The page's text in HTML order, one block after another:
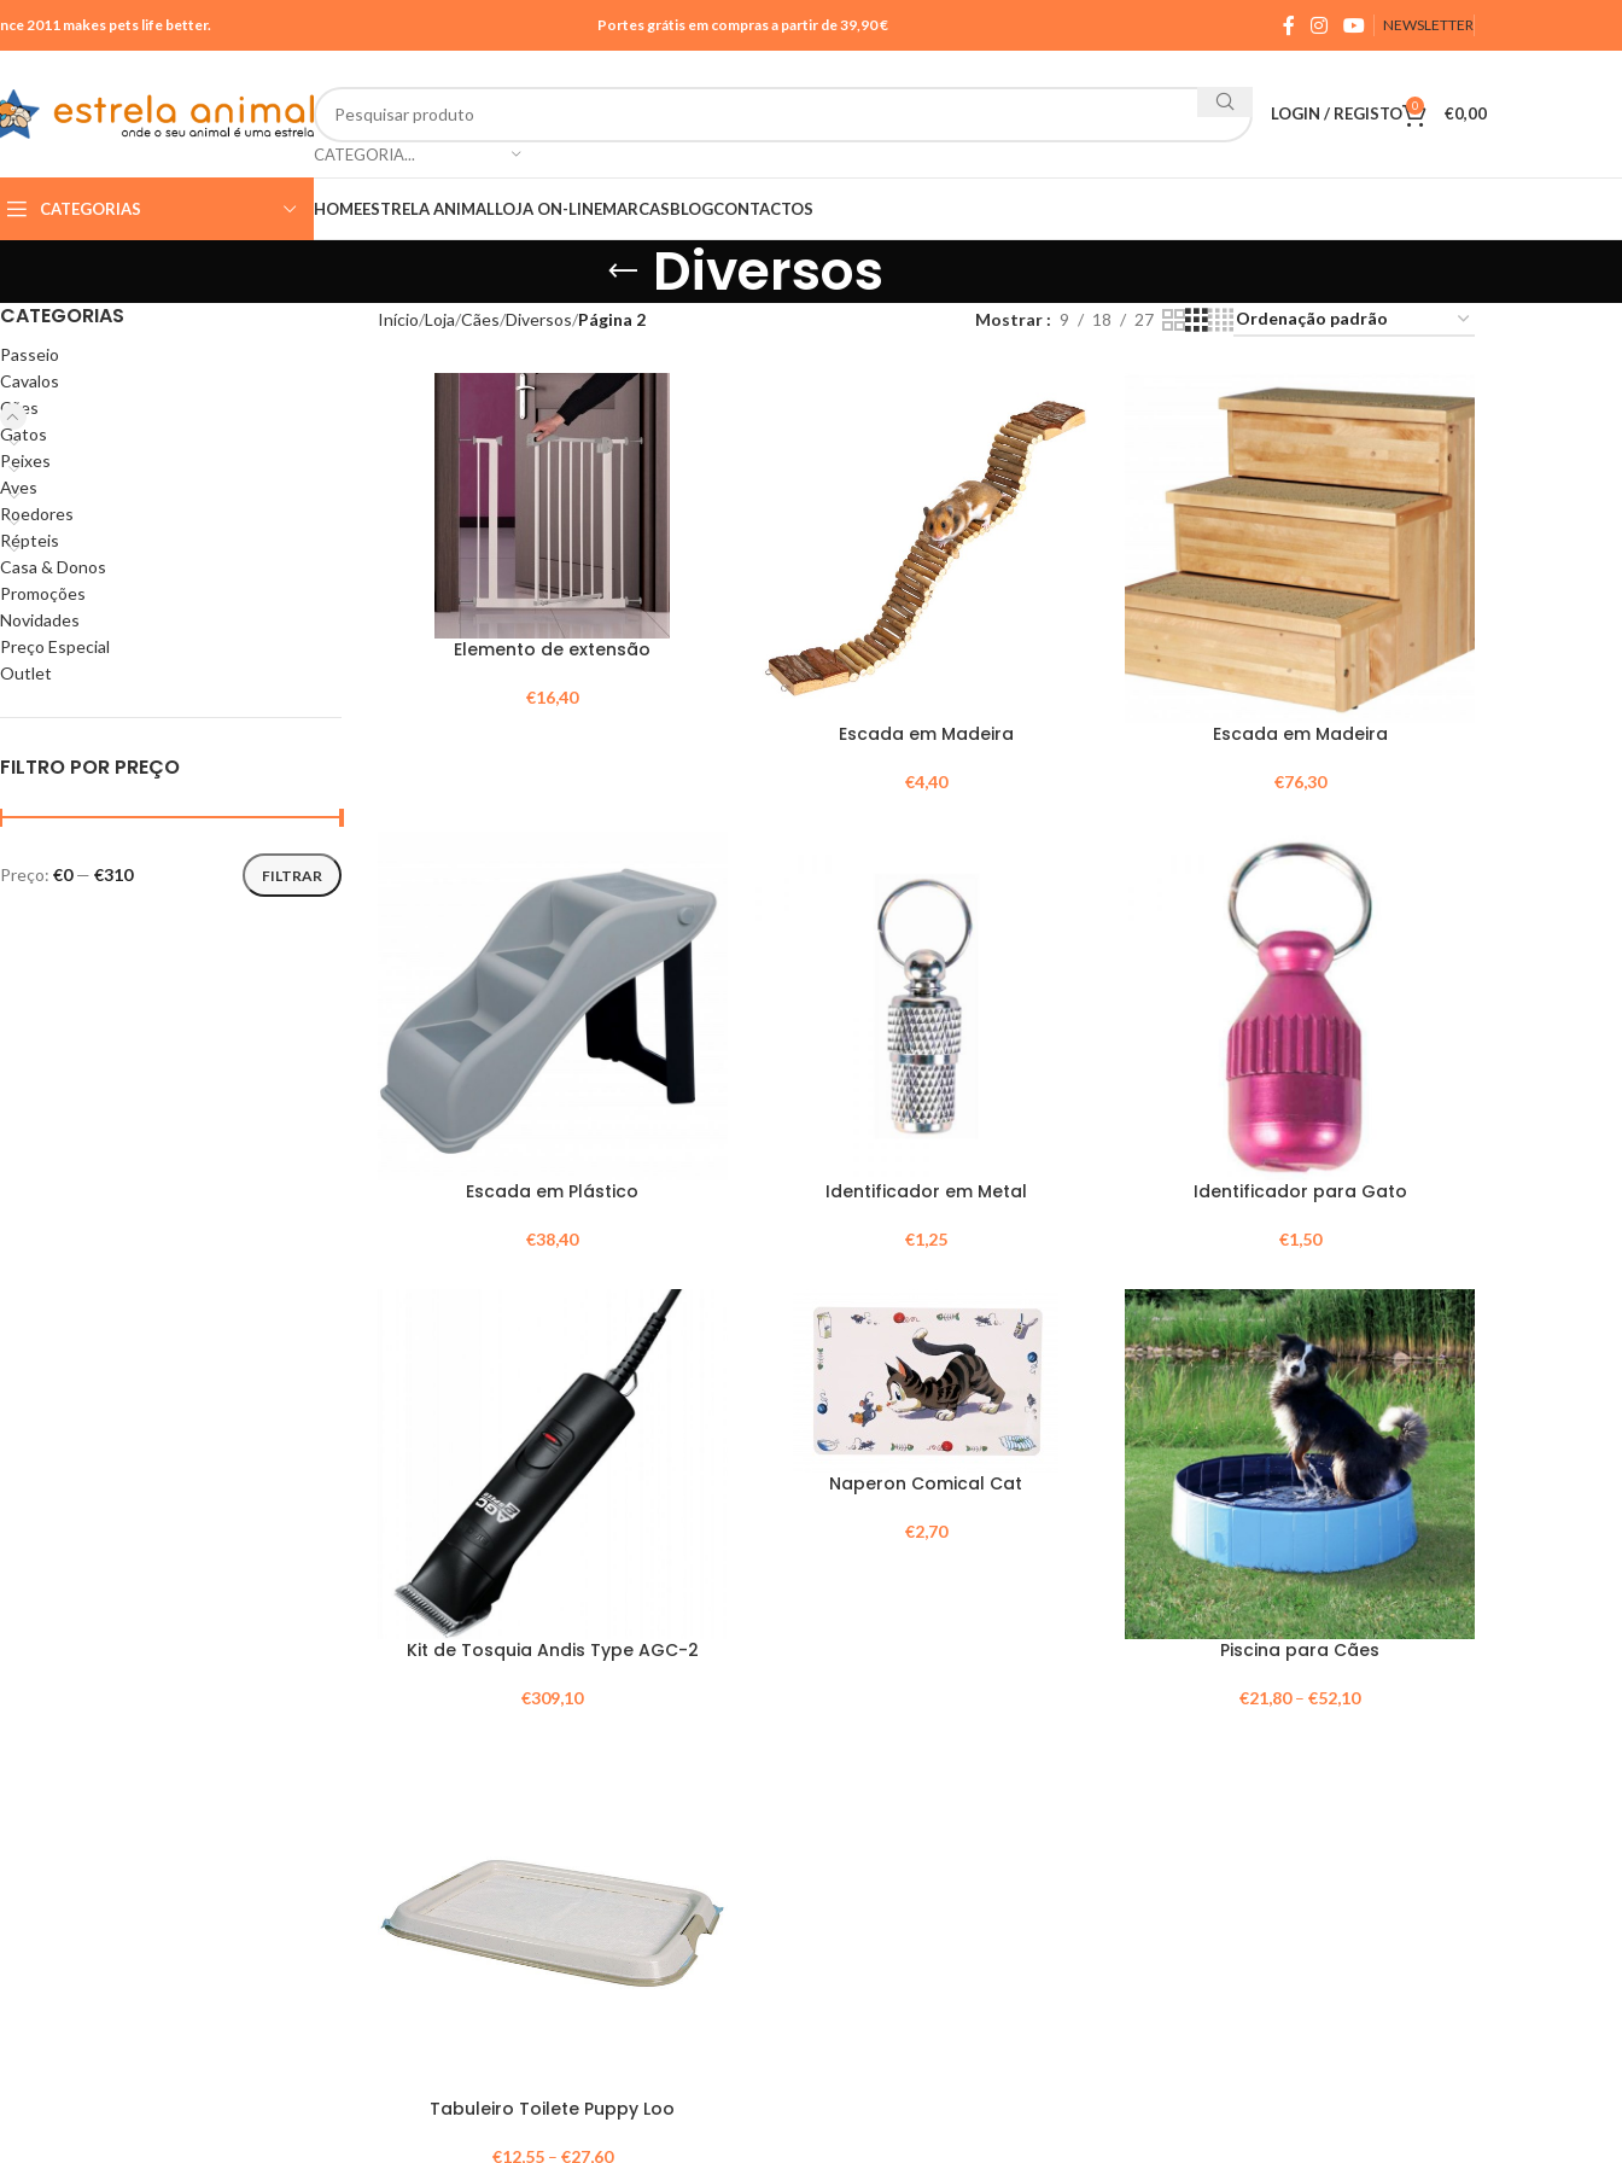
2011 makes pets life better. Portes grátis em compras a partir de 39,90 € NEWSLETTER
CATEGORIA...
LOGIN / REGISTO 0 €0,00
CATEGORIAS HOMEESTRELA ANIMALLOJA ON-LINEMARCASBLOGCONTACTOS
Diversos
CATEGORIAS
Passeio
Cavalos
Cães
Gatos
Peixes
Aves
Roedores
Répteis
Casa & Donos
Promoções
Novidades
Preço Especial
Outlet
FILTRO POR PREÇO
FILTRAR
Preço: €0— €310
Início Loja Cães Diversos Página 2 Mostrar 9 18 27
Elemento de extensão
€16,40
Escada em Madeira
€4,40
Escada em Madeira
€76,30
Escada em Plástico
€38,40
Identificador em Metal
€1,25
Identificador para Gato
€1,50
Kit de Tosquia Andis Type AGC-2
€309,10
Naperon Comical Cat
€2,70
Piscina para Cães
€21,80–€52,10
Tabuleiro Toilete Puppy Loo
€12,55– €27,60